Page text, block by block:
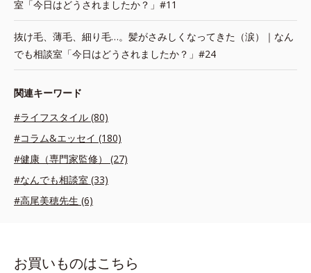
室「今日はどうされましたか？」#11
抜け毛、薄毛、細り毛…。髪がさみしくなってきた（涙）｜なん
でも相談室「今日はどうされましたか？」#24
関連キーワード
#ライフスタイル (80)
#コラム&エッセイ (180)
#健康（専門家監修） (27)
#なんでも相談室 (33)
#高尾美穂先生 (6)
お買いものはこちら